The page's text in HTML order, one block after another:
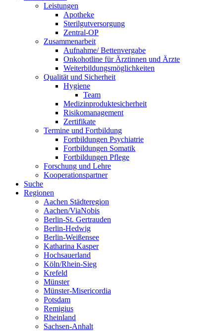
Leistungen
Apotheke
Sterilgutversorgung
Zentral-OP
Zusammenarbeit
Aufnahme/ Bettenvergabe
Onkohotline für Ärztinnen und Ärzte
Weiterbildungsmöglichkeiten
Qualität und Sicherheit
Hygiene
Team
Medizinproduktesicherheit
Risikomanagement
Zertifikate
Termine und Fortbildung
Fortbildungen Psychiatrie
Fortbildungen Somatik
Fortbildungen Pflege
Forschung und Lehre
Kooperationspartner
Suche
Regionen
Aachen Städteregion
Aachen/ViaNobis
Berlin-St. Gertrauden
Berlin-Hedwig
Berlin-Weißensee
Katharina Kasper
Hochsauerland
Köln/Rhein-Sieg
Krefeld
Münster
Münster-Misericordia
Potsdam
Remigius
Rheinland
Sachsen-Anhalt